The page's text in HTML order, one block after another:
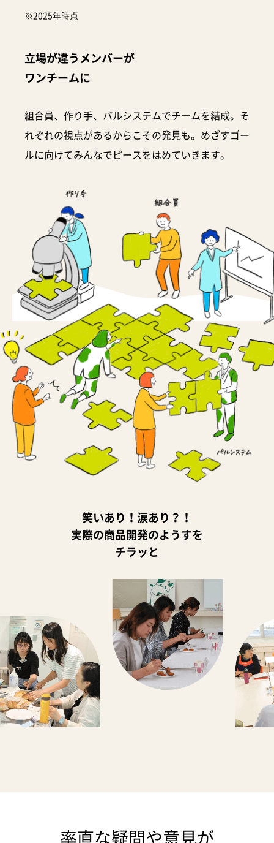
※2025年時点
立場が違うメンバーが
ワンチームに
組合員、作り手、パルシステムでチームを結成。そ
れぞれの視点があるからこその発見も。めざすゴー
ルに向けてみんなでピースをはめていきます。
笑いあり！涙あり？！
実際の商品開発のようすを
チラッと
率直な疑問や意見が